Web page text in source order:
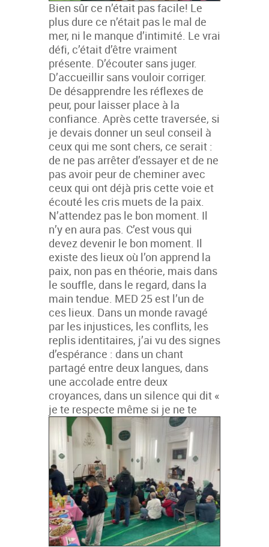
Bien sûr ce n’était pas facile! Le
plus dure ce n’était pas le mal de
mer, ni le manque d’intimité. Le vrai
défi, c’était d’être vraiment
présente. D’écouter sans juger.
D’accueillir sans vouloir corriger.
De désapprendre les réflexes de
peur, pour laisser place à la
confiance. Après cette traversée, si
je devais donner un seul conseil à
ceux qui me sont chers, ce serait :
de ne pas arrêter d’essayer et de ne
pas avoir peur de cheminer avec
ceux qui ont déjà pris cette voie et
écouté les cris muets de la paix.
N’attendez pas le bon moment. Il
n’y en aura pas. C’est vous qui
devez devenir le bon moment. Il
existe des lieux où l’on apprend la
paix, non pas en théorie, mais dans
le souffle, dans le regard, dans la
main tendue. MED 25 est l’un de
ces lieux. Dans un monde ravagé
par les injustices, les conflits, les
replis identitaires, j’ai vu des signes
d’espérance : dans un chant
partagé entre deux langues, dans
une accolade entre deux
croyances, dans un silence qui dit «
je te respecte même si je ne te